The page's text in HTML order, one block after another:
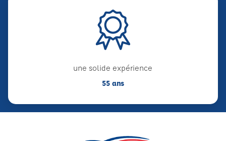
une solide expérience
55 ans